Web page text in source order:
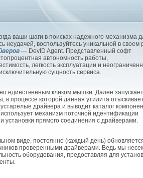
ваши шаги в поисках надежного механизма
неудачей, воспользуйтесь уникальной в своем
— DevID Agent. Представленный софт
автономность работы,
легкость эксплуатации и
сущность сервиса.
единственным кликом мышки. Далее
в процессе которой данная утилита
драйвера и выводит каталог
механизм поточной идентификации
прямого соединения с драйверами.
виде, постоянно (каждый день)
проверенными драйверами. Ведь мы
оборудования, предоставляя для